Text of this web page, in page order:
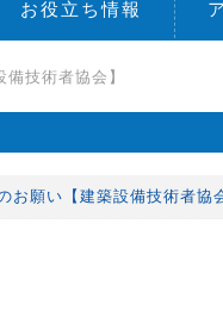
お役立ち情報
技術者協会】
願い【建築設備技術者協